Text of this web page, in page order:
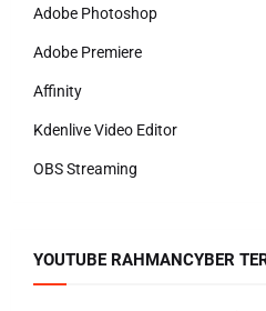
Adobe Photoshop
Adobe Premiere
Affinity
Kdenlive Video Editor
OBS Streaming
YOUTUBE RAHMANCYBER